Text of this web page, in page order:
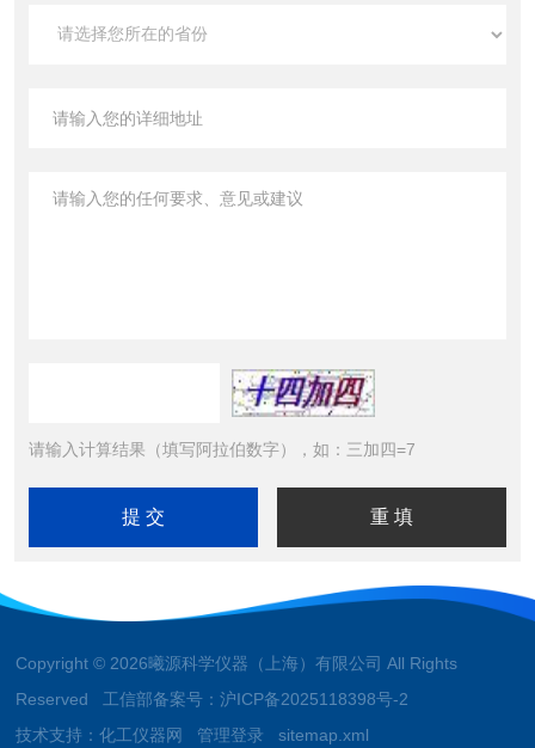
请输入计算结果（填写阿拉伯数字），如：三加四=7
Copyright © 2026曦源科学仪器（上海）有限公司 All Rights
Reserved 工信部备案号：沪ICP备2025118398号-2
技术支持：化工仪器网 管理登录 sitemap.xml